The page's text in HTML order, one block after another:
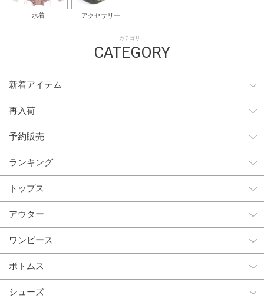
水着 アクセサリー
カテゴリー
CATEGORY
新着アイテム
再入荷
予約販売
ランキング
トップス
アウター
ワンピース
ボトムス
シューズ